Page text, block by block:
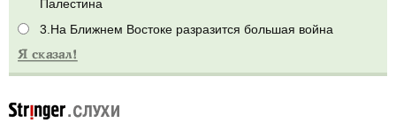
Палестина
3.На Ближнем Востоке разразится большая война